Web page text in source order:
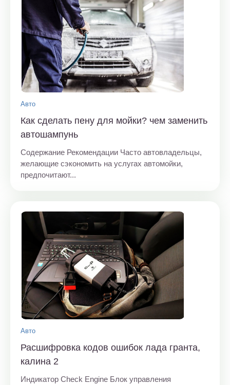
Авто
Как сделать пену для мойки? чем заменить
автошампунь
Содержание Рекомендации Часто автовладельцы,
желающие сэкономить на услугах автомойки,
предпочитают...
Авто
Расшифровка кодов ошибок лада гранта,
калина 2
Индикатор Check Engine Блок управления